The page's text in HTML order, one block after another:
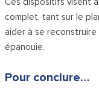
complet, tant sur le
aider à se
épanouie.
Pour conclure…